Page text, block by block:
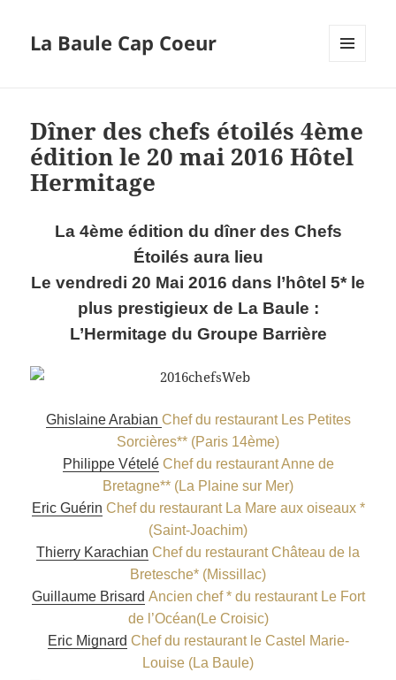
La Baule Cap Coeur
Dîner des chefs étoilés 4ème
édition le 20 mai 2016 Hôtel
Hermitage
La 4ème édition du dîner des Chefs
Étoilés aura lieu
Le vendredi 20 Mai 2016 dans l’hôtel 5* le
plus prestigieux de La Baule :
L’Hermitage du Groupe Barrière
Ghislaine Arabian Chef du restaurant Les Petites
Sorcières** (Paris 14ème)
Philippe Vételé Chef du restaurant Anne de
Bretagne** (La Plaine sur Mer)
Eric Guérin Chef du restaurant La Mare aux oiseaux *
(Saint-Joachim)
Thierry Karachian Chef du restaurant Château de la
Bretesche* (Missillac)
Guillaume Brisard Ancien chef * du restaurant Le Fort
de l’Océan(Le Croisic)
Eric Mignard Chef du restaurant le Castel Marie-
Louise (La Baule)